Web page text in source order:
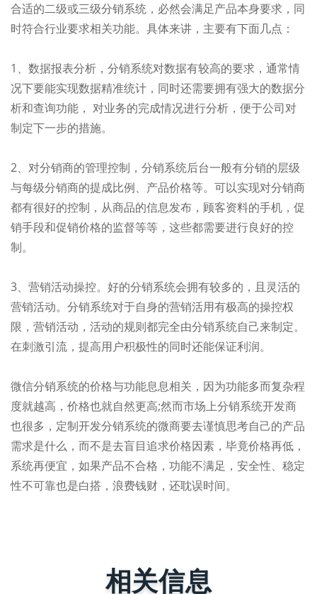
合适的二级或三级分销系统，必然会满足产品本身要求，同
时符合行业要求相关功能。具体来讲，主要有下面几点：
1、数据报表分析，分销系统对数据有较高的要求，通常情
况下要能实现数据精准统计，同时还需要拥有强大的数据分
析和查询功能， 对业务的完成情况进行分析，便于公司对
制定下一步的措施。
2、对分销商的管理控制，分销系统后台一般有分销的层级
与每级分销商的提成比例、产品价格等。可以实现对分销商
都有很好的控制，从商品的信息发布，顾客资料的手机，促
销手段和促销价格的监督等等，这些都需要进行良好的控
制。
3、营销活动操控。好的分销系统会拥有较多的，且灵活的
营销活动。分销系统对于自身的营销活用有极高的操控权
限，营销活动，活动的规则都完全由分销系统自己来制定。
在刺激引流，提高用户积极性的同时还能保证利润。
微信分销系统的价格与功能息息相关，因为功能多而复杂程
度就越高，价格也就自然更高;然而市场上分销系统开发商
也很多，定制开发分销系统的微商要去谨慎思考自己的产品
需求是什么，而不是去盲目追求价格因素，毕竟价格再低，
系统再便宜，如果产品不合格，功能不满足，安全性、稳定
性不可靠也是白搭，浪费钱财，还耽误时间。
相关信息